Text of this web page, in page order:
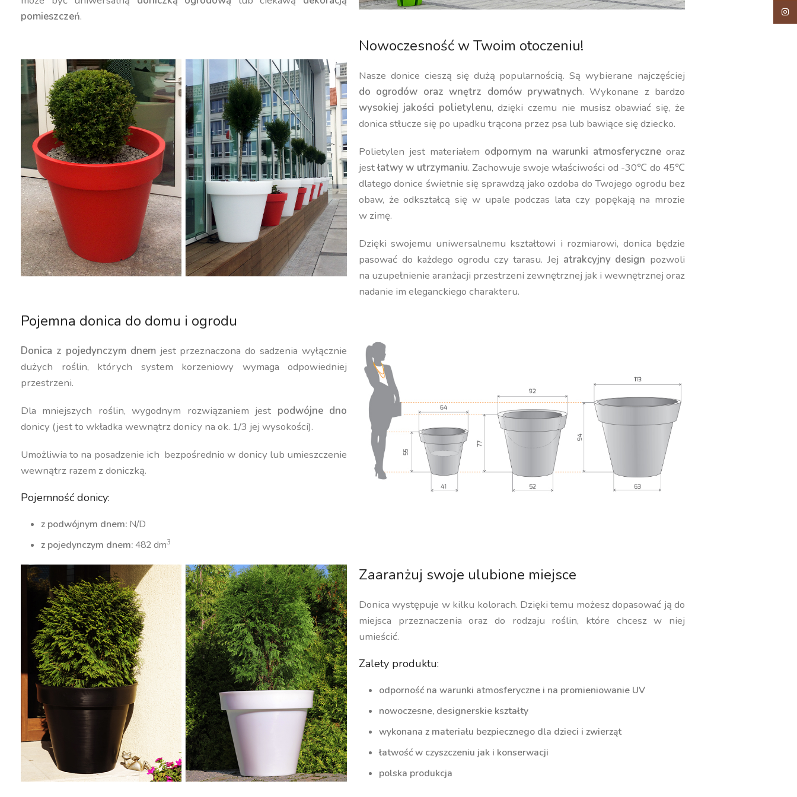
pomieszczeń.
Nowoczesność w Twoim otoczeniu!
Nasze donice cieszą się dużą popularnością. Są wybierane najczęściej
do ogrodów oraz wnętrz domów prywatnych. Wykonane z bardzo
wysokiej jakości polietylenu, dzięki czemu nie musisz obawiać się, że
donica stłucze się po upadku trącona przez psa lub bawiące się dziecko.
Polietylen jest materiałem odpornym na warunki atmosferyczne oraz
jestłatwy w utrzymaniu. Zachowuje swoje właściwości od -30℃ do 45℃
dlatego donice świetnie się sprawdzą jako ozdoba do Twojego ogrodu bez
obaw, że odkształcą się w upale podczas lata czy popękają na mrozie
w zimę.
Dzięki swojemu uniwersalnemu kształtowi i rozmiarowi, donica będzie
pasować do każdego ogrodu czy tarasu. Jej atrakcyjny design pozwoli
na uzupełnienie aranżacji przestrzeni zewnętrznej jak i wewnętrznej oraz
nadanie im eleganckiego charakteru.
Pojemna donica do domu i ogrodu
Donica z pojedynczym dnemjest przeznaczona do sadzenia wyłącznie
dużych roślin, których system korzeniowy wymaga odpowiedniej
przestrzeni.
Dla mniejszych roślin, wygodnym rozwiązaniem jest podwójne dno
donicy (jest to wkładka wewnątrz donicy na ok. 1/3 jej wysokości).
Umożliwia to na posadzenie ich bezpośrednio w donicy lub umieszczenie
wewnątrz razem z doniczką.
Pojemność donicy:
z podwójnym dnem: N/D
z pojedynczym dnem:482 dm3
Zaaranżuj swoje ulubione miejsce
Donica występuje w kilku kolorach. Dzięki temu możesz dopasować ją do
miejsca przeznaczenia oraz do rodzaju roślin, które chcesz w niej
umieścić.
Zalety produktu:
odporność na warunki atmosferyczne i na promieniowanie UV
nowoczesne, designerskie kształty
wykonana z materiału bezpiecznego dla dzieci i zwierząt
łatwość w czyszczeniu jak i konserwacji
polska produkcja